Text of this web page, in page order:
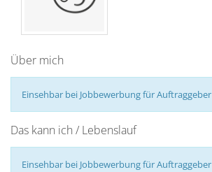
Über mich
Einsehbar bei Jobbewerbung für Auftraggeber
Das kann ich / Lebenslauf
Einsehbar bei Jobbewerbung für Auftraggeber